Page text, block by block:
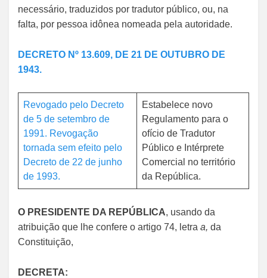
necessário, traduzidos por tradutor público, ou, na
falta, por pessoa idônea nomeada pela autoridade.
DECRETO Nº 13.609, DE 21 DE OUTUBRO DE
1943.
Revogado pelo Decreto
de 5 de setembro de
1991. Revogação
tornada sem efeito pelo
Decreto de 22 de junho
de 1993.
Estabelece novo
Regulamento para o
ofício de Tradutor
Público e Intérprete
Comercial no território
da República.
O PRESIDENTE DA REPÚBLICA, usando da
atribuição que lhe confere o artigo 74, letra a, da
Constituição,
DECRETA: